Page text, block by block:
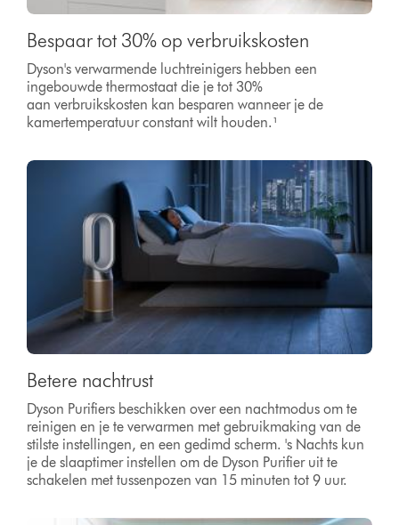
Bespaar tot 30% op verbruikskosten
Dyson's verwarmende luchtreinigers hebben een
ingebouwde thermostaat die je tot 30%
aan verbruikskosten kan besparen wanneer je de
kamertemperatuur constant wilt houden.¹
Betere nachtrust
Dyson Purifiers beschikken over een nachtmodus om te
reinigen en je te verwarmen met gebruikmaking van de
stilste instellingen, en een gedimd scherm. 's Nachts kun
je de slaaptimer instellen om de Dyson Purifier uit te
schakelen met tussenpozen van 15 minuten tot 9 uur.